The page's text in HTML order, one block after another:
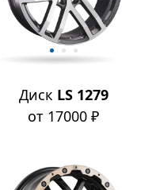
Диск LS 1279
от 17000 ₽